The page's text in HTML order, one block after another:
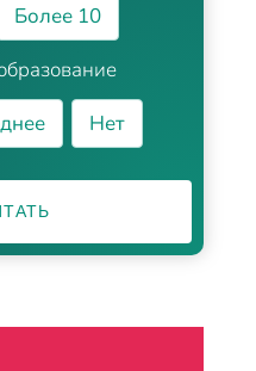
Более 10
Нет